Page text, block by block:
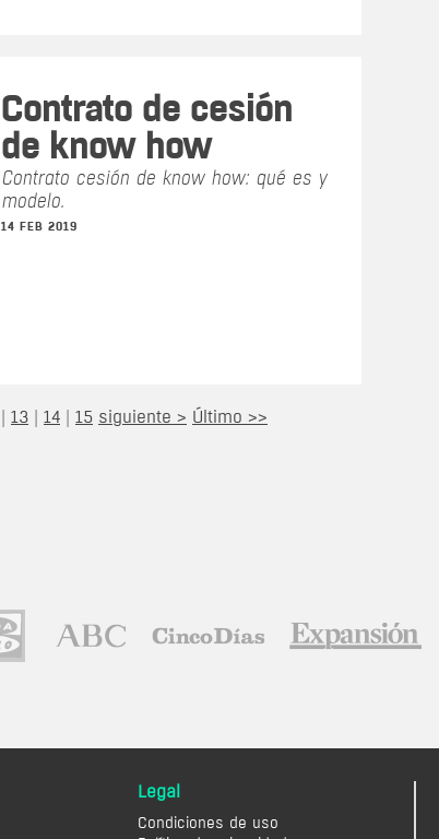
Contrato de cesión
de know how
Contrato cesión de know how: qué es y
modelo.
14 FEB 2019
| 13 | 14 | 15 siguiente > Último >>
Legal
Condiciones de uso